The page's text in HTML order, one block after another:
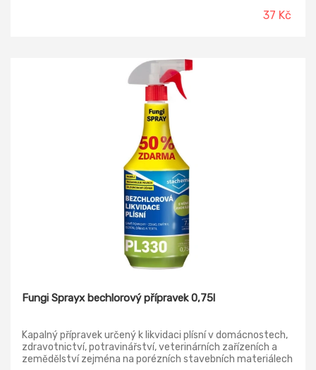
37 Kč
Fungi Sprayx bechlorový přípravek 0,75l
Kapalný přípravek určený k likvidaci plísní v domácnostech,
zdravotnictví, potravinářství, veterinárních zařízeních a
zemědělství zejména na porézních stavebních materiálech